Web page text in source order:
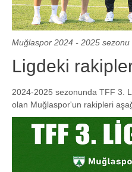
Muğlaspor 2024 - 2025
Ligdeki
2024-2025 sezonunda TFF 3.
olan Muğlaspor'un rakipleri